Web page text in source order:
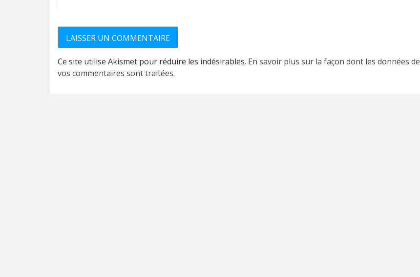
Ce site utilise Akismet pour réduire les indésirables. En savoir plus sur la façon dont les données de
vos commentaires sont traitées.